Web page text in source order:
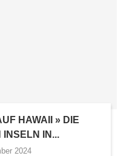
HAWAII » DIE
INSELN IN...
2024